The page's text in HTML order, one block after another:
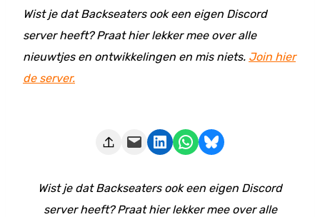
Wist je dat Backseaters ook een eigen Discord
server heeft? Praat hier lekker mee over alle
nieuwtjes en ontwikkelingen en mis niets. Join hier
de server.
Deze pagina e-mailen Delen op LinkedIn Delen via WhatsApp Share on Bluesky
Wist je dat Backseaters ook een eigen Discord
server heeft? Praat hier lekker mee over alle